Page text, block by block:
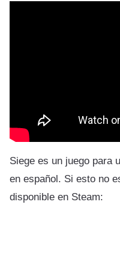
Siege es un juego para
en español. Si esto no
disponible en Steam: